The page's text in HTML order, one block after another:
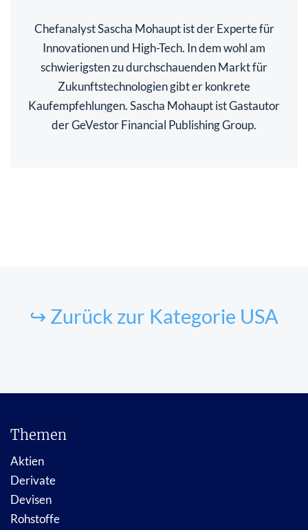
Chefanalyst Sascha Mohaupt ist der Experte für
Innovationen und High-Tech. In dem wohl am
schwierigsten zu durchschauenden Markt für
Zukunftstechnologien gibt er konkrete
Kaufempfehlungen. Sascha Mohaupt ist Gastautor
der GeVestor Financial Publishing Group.
↪ Zurück zur Kategorie USA
Themen
Aktien
Derivate
Devisen
Rohstoffe